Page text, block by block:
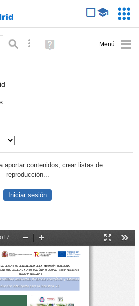
Búsqueda avanzada
Ayuda
(en
aportar contenidos, crear listas de
reproducción...
Iniciar sesión